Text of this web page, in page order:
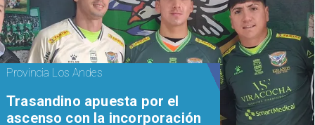
Provincia Los Andes
Trasandino apuesta por el
ascenso con la incorporación